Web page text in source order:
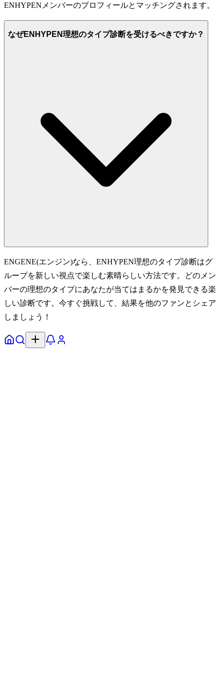
ENHYPENメンバーのプロフィールとマッチングされます。
なぜENHYPEN理想のタイプ診断を受けるべきですか？
ENGENE(エンジン)なら、ENHYPEN理想のタイプ診断はグ
ループを新しい視点で楽しむ素晴らしい方法です。どのメン
バーの理想のタイプにあなたが当てはまるかを発見できる楽
しい診断です。今すぐ挑戦して、結果を他のファンとシェア
しましょう！
ホーム
探す 通知